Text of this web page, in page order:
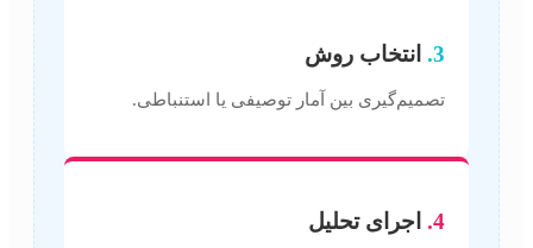
3. انتخاب روش
تصمیم‌گیری بین آمار توصیفی یا استنباطی.
4. اجرای تحلیل